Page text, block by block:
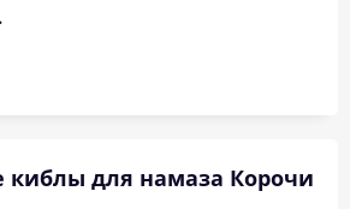
.
киблы для намаза Корочи